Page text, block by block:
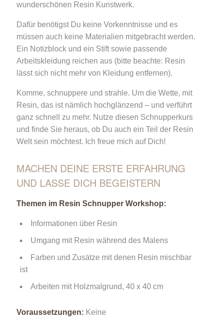
wunderschönen Resin Kunstwerk.
Dafür benötigst Du keine Vorkenntnisse und es
müssen auch keine Materialien mitgebracht werden.
Ein Notizblock und ein Stift sowie passende
Arbeitskleidung reichen aus (bitte beachte: Resin
lässt sich nicht mehr von Kleidung entfernen).
Komme, schnuppere und strahle. Um die Wette, mit
Resin, das ist nämlich hochglänzend – und verführt
ganz schnell zu mehr. Nutze diesen Schnupperkurs
und finde Sie heraus, ob Du auch ein Teil der Resin
Welt sein möchtest. Ich freue mich auf Dich!
MACHEN DEINE ERSTE ERFAHRUNG
UND LASSE DICH BEGEISTERN
Themen im Resin Schnupper Workshop:
Informationen über Resin
Umgang mit Resin während des Malens
Farben und Zusätze mit denen Resin mischbar
ist
Arbeiten mit Holzmalgrund, 40 x 40 cm
Voraussetzungen: Keine